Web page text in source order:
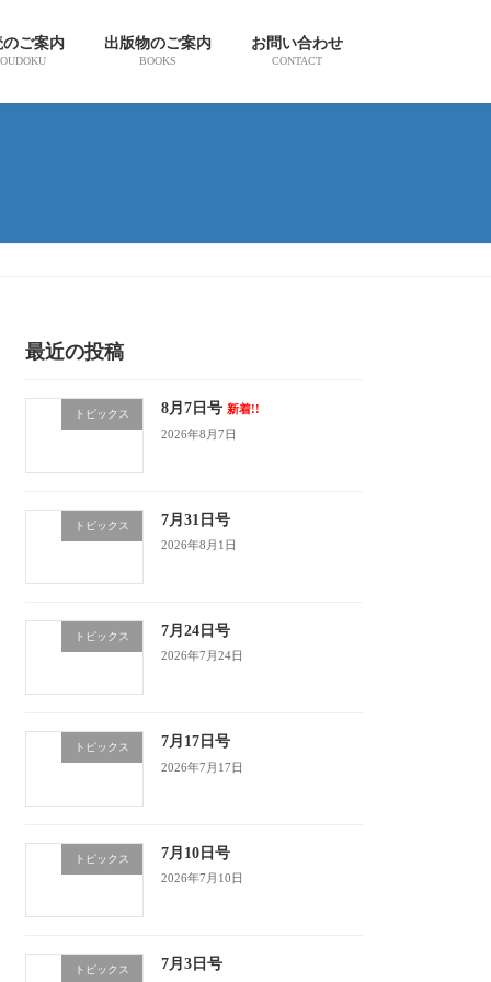
ご案内 出版物のご案内
BOOKS
お問い合わせ
CONTACT
最近の投稿
トピックス 8月7日号 新着!!
2026年8月7日
トピックス 7月31日号
2026年8月1日
トピックス 7月24日号
2026年7月24日
トピックス 7月17日号
2026年7月17日
トピックス 7月10日号
2026年7月10日
トピックス 7月3日号